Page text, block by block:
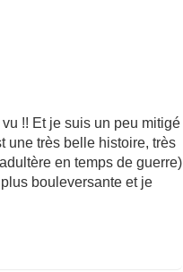
!! Et je suis un peu mitigé
une très belle histoire, très
en temps de guerre)
bouleversante et je